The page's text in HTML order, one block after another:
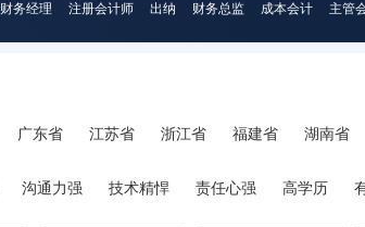
财务经理 注册会计师 出纳 财务总监 成本会计 主管
广东省 江苏省 浙江省 福建省 湖南省
沟通力强 技术精悍 责任心强 高学历